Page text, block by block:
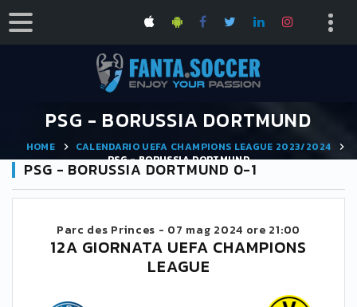
PSG - BORUSSIA DORTMUND
HOME
CALENDARIO UEFA CHAMPIONS LEAGUE 2023/2024
PSG - BORUSSIA DORTMUND
PSG - BORUSSIA DORTMUND 0-1
Parc des Princes - 07 mag 2024 ore 21:00
12A GIORNATA UEFA CHAMPIONS
LEAGUE